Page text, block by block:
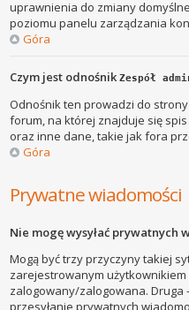
uprawnienia do zmiany
poziomu panelu zarządzania
Góra
Czym jest odnośnikZespół
Odnośnik ten prowadzi do
forum, na której znajduje się
oraz inne dane, takie jak fora
Góra
Prywatne wiadomości
Nie mogę wysyłać prywatnych
Mogą być trzy przyczyny takiej
zarejestrowanym
zalogowany/zalogowana. Druga
przesyłanie prywatnych